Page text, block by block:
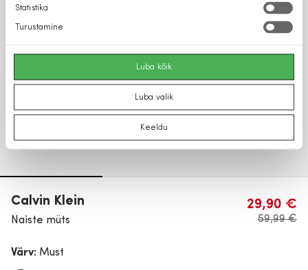
Statistika
Turustamine
Luba kõik
Luba valik
Keeldu
Calvin Klein
Naiste müts
29,90 €
59,99 €
Värv: Must